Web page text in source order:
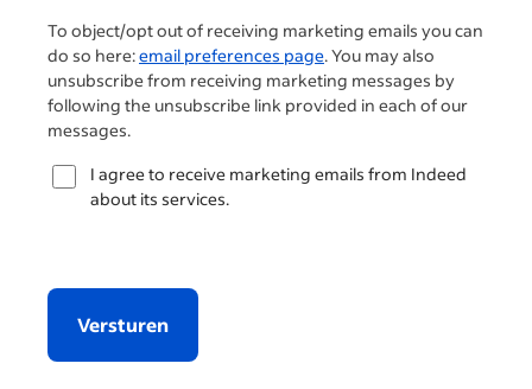
To object/opt out of receiving marketing emails you can
do so here:email preferences page. You may also
unsubscribe from receiving marketing messages by
following the unsubscribe link provided in each of our
messages.
I agree to receive marketing emails from Indeed
about its services.
Versturen